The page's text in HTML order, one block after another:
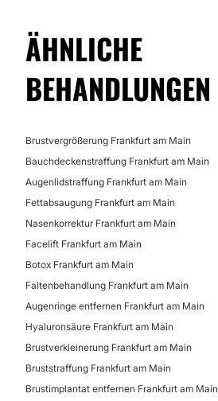
ÄHNLICHE
BEHANDLUNGEN
Brustvergrößerung Frankfurt am Main
Bauchdeckenstraffung Frankfurt am Main
Augenlidstraffung Frankfurt am Main
Fettabsaugung Frankfurt am Main
Nasenkorrektur Frankfurt am Main
Facelift Frankfurt am Main
Botox Frankfurt am Main
Faltenbehandlung Frankfurt am Main
Augenringe entfernen Frankfurt am Main
Hyaluronsäure Frankfurt am Main
Brustverkleinerung Frankfurt am Main
Bruststraffung Frankfurt am Main
Brustimplantat entfernen Frankfurt am Main